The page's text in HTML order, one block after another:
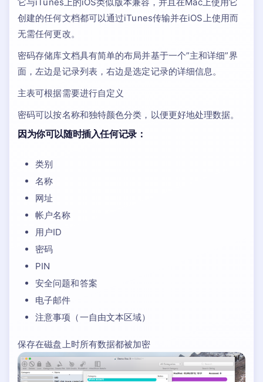
创建的任何文档都可以通过iTunes传输并在iOS上使用而
无需任何更改。
密码存储库文档具有简单的布局并基于一个”主和详细”界
面，左边是记录列表，右边是选定记录的详细信息。
主表可根据需要进行自定义
密码可以按名称和独特颜色分类，以便更好地处理数据。
因为你可以随时插入任何记录：
类别
名称
网址
帐户名称
用户ID
密码
PIN
安全问题和答案
电子邮件
注意事项（一自由文本区域）
保存在磁盘上时所有数据都被加密